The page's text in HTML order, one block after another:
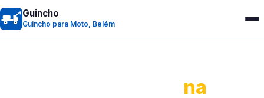
Guincho
Guincho para Moto, Belém
na